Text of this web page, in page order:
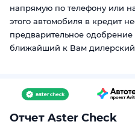
напрямую по телефону или
этого автомобиля в кредит
предварительное
ближайший к Вам дилерский
Отчет Aster Check